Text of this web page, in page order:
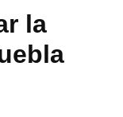
la